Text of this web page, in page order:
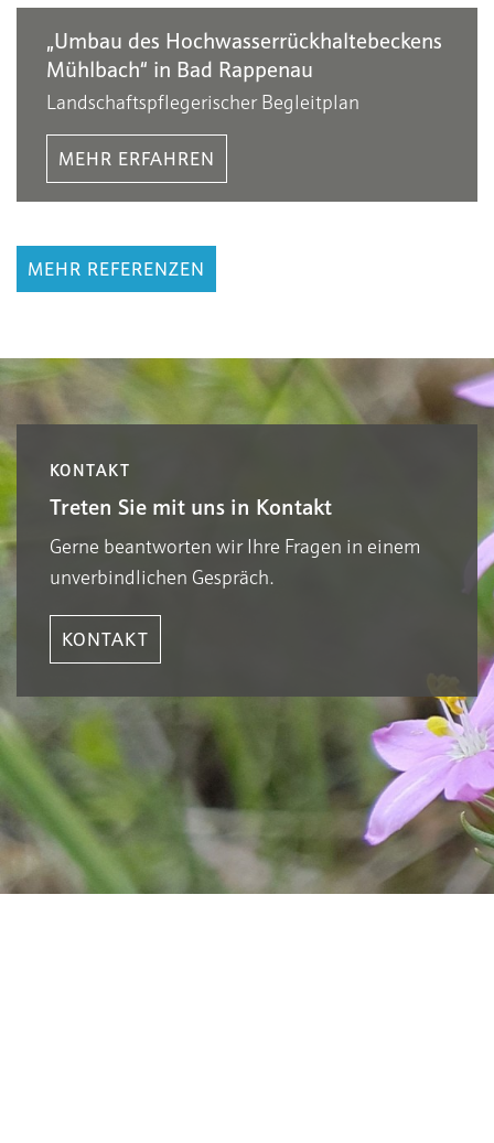
„Umbau des Hochwasserrückhaltebeckens
Mühlbach“ in Bad Rappenau
Landschaftspflegerischer Begleitplan
MEHR ERFAHREN
MEHR REFERENZEN
KONTAKT
Treten Sie mit uns in Kontakt
Gerne beantworten wir Ihre Fragen in einem
unverbindlichen Gespräch.
KONTAKT